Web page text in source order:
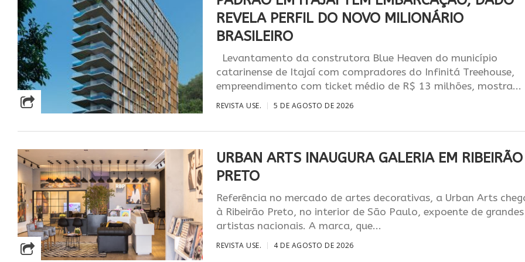
REVELA PERFIL DO NOVO MILIONÁRIO
BRASILEIRO
Levantamento da construtora Blue Heaven do município
catarinense de Itajaí com compradores do Infinitá Treehouse,
empreendimento com ticket médio de R$ 13 milhões, mostra...
REVISTA USE. 5 DE AGOSTO DE 2026
​URBAN ARTS INAUGURA GALERIA EM RIBEIRÃO
PRETO
Referência no mercado de artes decorativas, a Urban Arts
à Ribeirão Preto, no interior de São Paulo, expoente de grandes
artistas nacionais. A marca, que...
REVISTA USE. 4 DE AGOSTO DE 2026